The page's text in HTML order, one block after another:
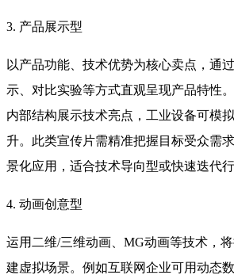
3. 产品展示型
以产品功能、技术优势为核心卖点，通
示、对比实验等方式直观呈现产品特性
内部结构展示技术亮点，工业设备可模
升。此类宣传片需精准把握目标受众需
景化应用，适合技术导向型或快速迭代行
4. 动画创意型
运用二维/三维动画、MG动画等技术，
建虚拟场景。例如互联网企业可用动态